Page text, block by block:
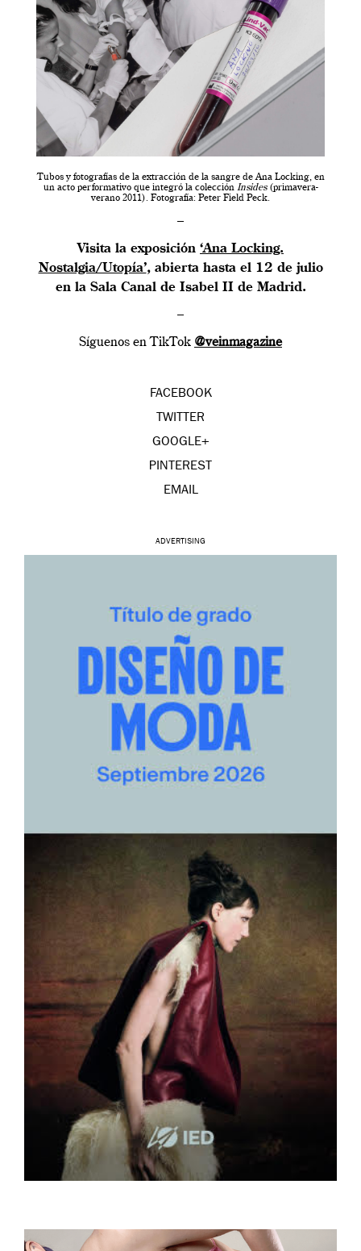
Tubos y fotografías de la extracción de la sangre de Ana Locking, en
un acto performativo que integró la colección Insides(primavera-
verano 2011). Fotografía: Peter Field Peck.
–
Visita la exposición ‘Ana Locking.
Nostalgia/Utopía’, abierta hasta el 12 de julio
en la Sala Canal de Isabel II de Madrid.
–
Síguenos en TikTok @veinmagazine
FACEBOOK
TWITTER
GOOGLE+
PINTEREST
EMAIL
ADVERTISING